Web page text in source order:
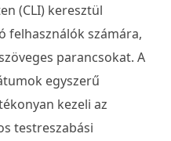
(CLI) keresztül
felhasználók számára,
parancsokat. A
egyszerű
kezeli az
testreszabási